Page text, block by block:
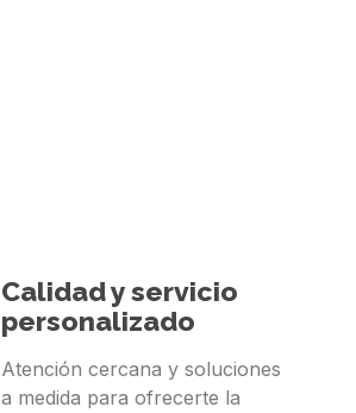
Calidad y servicio
personalizado
Atención cercana y soluciones
a medida para ofrecerte la